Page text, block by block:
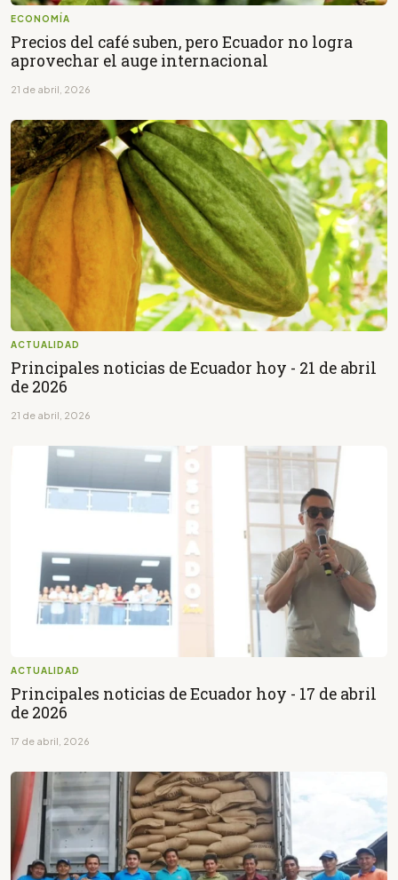
ECONOMÍA
Precios del café suben, pero Ecuador no logra
aprovechar el auge internacional
21 de abril, 2026
ACTUALIDAD
Principales noticias de Ecuador hoy - 21 de abril
de 2026
21 de abril, 2026
ACTUALIDAD
Principales noticias de Ecuador hoy - 17 de abril
de 2026
17 de abril, 2026